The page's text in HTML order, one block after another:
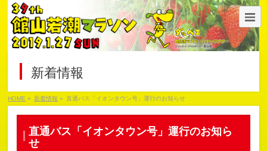
新着情報
HOME » 新着情報 » 直通バス「イオンタウン号」運行のお知らせ
直通バス「イオンタウン号」運行のお知ら
せ